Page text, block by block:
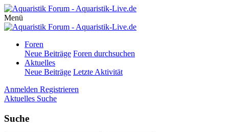
Menü
Foren
Neue Beiträge Foren durchsuchen
Aktuelles
Neue Beiträge Letzte Aktivität
Anmelden Registrieren
Aktuelles Suche
Suche